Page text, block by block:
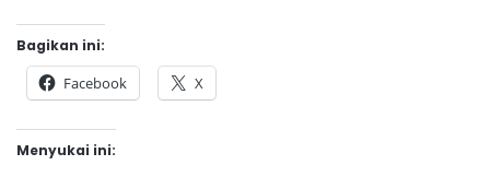
Bagikan ini:
Facebook X
Menyukai ini: